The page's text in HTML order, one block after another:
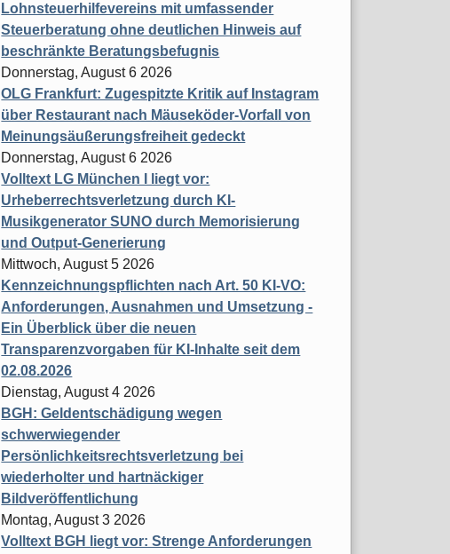
Lohnsteuerhilfevereins mit umfassender
Steuerberatung ohne deutlichen Hinweis auf
beschränkte Beratungsbefugnis
Donnerstag, August 6 2026
OLG Frankfurt: Zugespitzte Kritik auf Instagram
über Restaurant nach Mäuseköder-Vorfall von
Meinungsäußerungsfreiheit gedeckt
Donnerstag, August 6 2026
Volltext LG München I liegt vor:
Urheberrechtsverletzung durch KI-
Musikgenerator SUNO durch Memorisierung
und Output-Generierung
Mittwoch, August 5 2026
Kennzeichnungspflichten nach Art. 50 KI-VO:
Anforderungen, Ausnahmen und Umsetzung -
Ein Überblick über die neuen
Transparenzvorgaben für KI-Inhalte seit dem
02.08.2026
Dienstag, August 4 2026
BGH: Geldentschädigung wegen
schwerwiegender
Persönlichkeitsrechtsverletzung bei
wiederholter und hartnäckiger
Bildveröffentlichung
Montag, August 3 2026
Volltext BGH liegt vor: Strenge Anforderungen